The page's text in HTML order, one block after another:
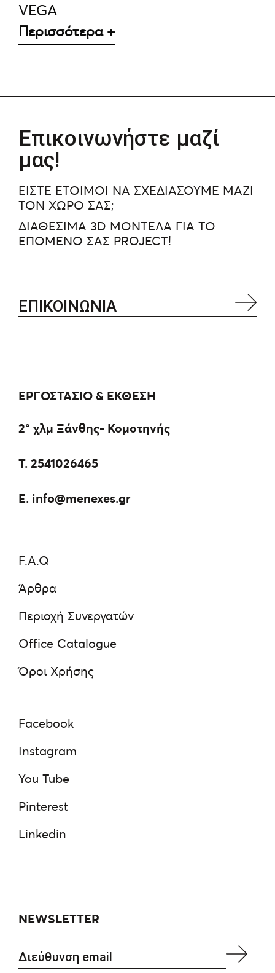
VEGA
Περισσότερα +
Επικοινωνήστε μαζί
μας!
ΕΙΣΤΕ ΕΤΟΙΜΟΙ ΝΑ ΣΧΕΔΙΑΣΟΥΜΕ ΜΑΖΙ
ΤΟΝ ΧΩΡΟ ΣΑΣ;
ΔΙΑΘΕΣΙΜΑ 3D ΜΟΝΤΕΛΑ ΓΙΑ ΤΟ
ΕΠΟΜΕΝΟ ΣΑΣ PROJECT!
ΕΠΙΚΟΙΝΩΝΙΑ
ΕΡΓΟΣΤΑΣΙΟ & ΕΚΘΕΣΗ
2° χλμ Ξάνθης- Κομοτηνής
Τ.2541026465
E. info@menexes.gr
F.A.Q
Άρθρα
Περιοχή Συνεργατών
Office Catalogue
Όροι Χρήσης
Facebook
Instagram
You Tube
Pinterest
Linkedin
NEWSLETTER